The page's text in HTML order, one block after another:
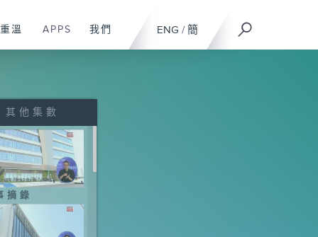
ENG / 簡
重溫 APPS 我們
其他集數
摘錄